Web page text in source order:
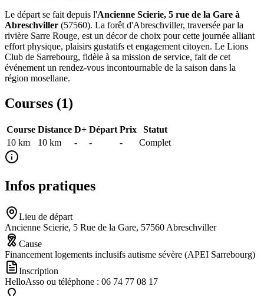
Le départ se fait depuis l'Ancienne Scierie, 5 rue de la Gare à
Abreschviller (57560). La forêt d'Abreschviller, traversée par la
rivière Sarre Rouge, est un décor de choix pour cette journée alliant
effort physique, plaisirs gustatifs et engagement citoyen. Le Lions
Club de Sarrebourg, fidèle à sa mission de service, fait de cet
événement un rendez-vous incontournable de la saison dans la
région mosellane.
Courses (1)
Course Distance D+ Départ Prix
Statut
10 km
10 km - - - Complet
Infos pratiques
Lieu de départ
Ancienne Scierie, 5 Rue de la Gare, 57560 Abreschviller
Cause
Financement logements inclusifs autisme sévère (APEI Sarrebourg)
Inscription
HelloAsso ou téléphone : 06 74 77 08 17